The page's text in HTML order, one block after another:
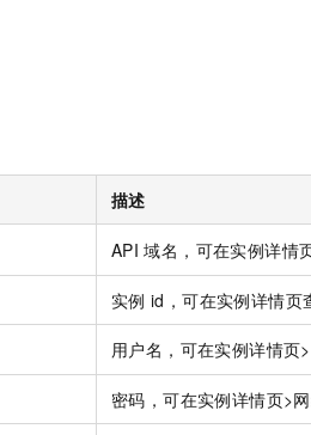
描述
API 域名，可在实例详情
实例 id，可在实例详情页
用户名，可在实例详情页
密码，可在实例详情页>